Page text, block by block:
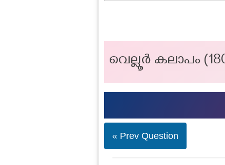
വെല്ലൂർ കലാപം
« Prev Question